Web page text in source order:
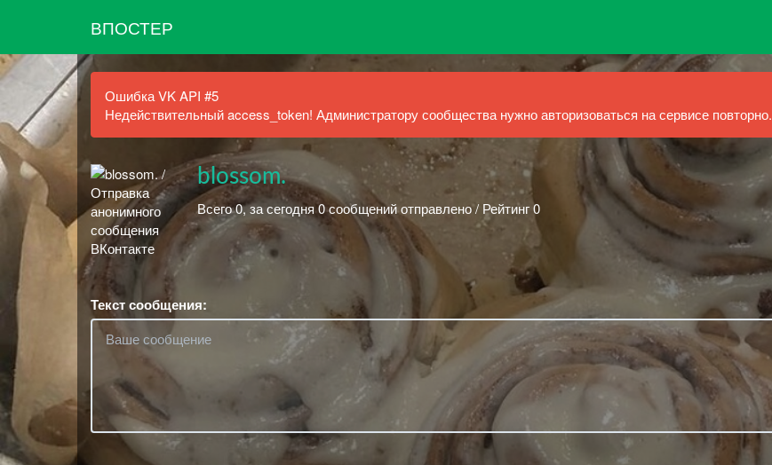
ВПОСТЕР
Ошибка VK API #5
Недействительный access_token! Администратору сообщества нужно авторизоваться на сервисе повторно.
blossom.
Всего 0, за сегодня 0 сообщений отправлено / Рейтинг 0
Текст сообщения: